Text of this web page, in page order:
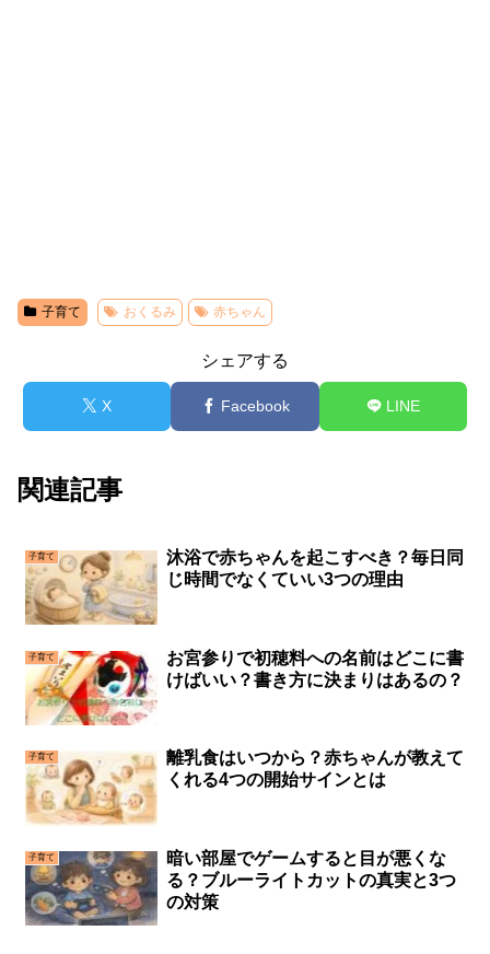
子育て おくるみ 赤ちゃん
シェアする
X Facebook LINE
関連記事
子育て
沐浴で赤ちゃんを起こすべき？毎日同
じ時間でなくていい3つの理由
子育て
お宮参りで初穂料への名前はどこに書
けばいい？書き方に決まりはあるの？
子育て
離乳食はいつから？赤ちゃんが教えて
くれる4つの開始サインとは
子育て
暗い部屋でゲームすると目が悪くな
る？ブルーライトカットの真実と3つ
の対策